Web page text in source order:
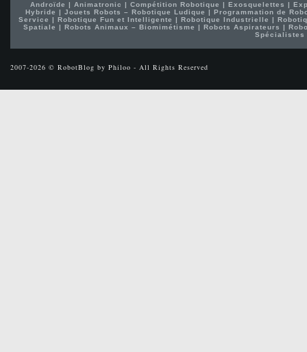
Androïde | Animatronic | Compétition Robotique | Exosquelettes |
Hybride |Jouets Robots – Robotique Ludique |Programmation de
Service | Robotique Fun et Intelligente | Robotique Industrielle |
Spatiale | Robots Animaux – Biomimétisme | Robots Aspirateurs |
Spécialistes
2007-2026 © RobotBlog by Philoo - All Rights Reserved